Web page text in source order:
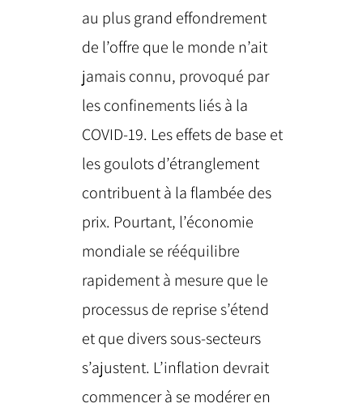
au plus grand effondrement
de l’offre que le monde n’ait
jamais connu, provoqué par
les confinements liés à la
COVID-19. Les effets de base et
les goulots d’étranglement
contribuent à la flambée des
prix. Pourtant, l’économie
mondiale se rééquilibre
rapidement à mesure que le
processus de reprise s’étend
et que divers sous-secteurs
s’ajustent. L’inflation devrait
commencer à se modérer en